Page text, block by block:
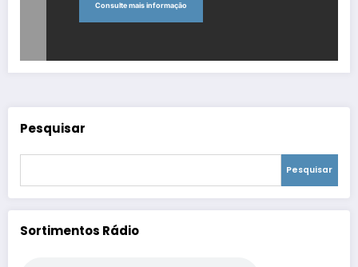
Consulte mais informação
Pesquisar
Pesquisar
Sortimentos Rádio